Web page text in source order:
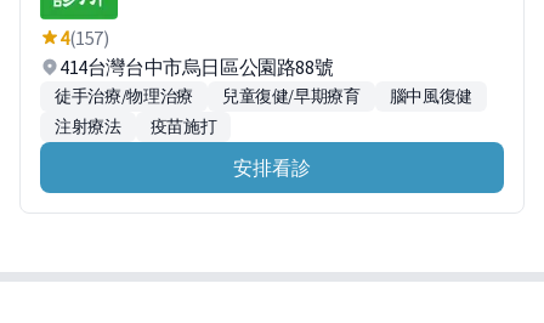
4(157)
414台灣台中市烏日區公園路88號
徒手治療/物理治療 兒童復健/早期療育
腦中風復健
注射療法
疫苗施打
安排看診